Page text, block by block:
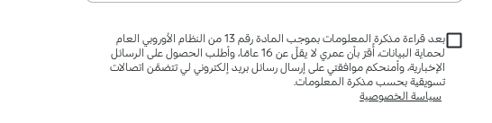
بعد قراءة مذكرة المعلومات بموجب المادة رقم 13 من النظام الأوروبي العام
لحماية البيانات، أُقرّ بأن عمري لا يقلّ عن 16 عامًا، وأطلب الحصول على الرسائل
الإخبارية، وأمنحكم موافقتي على إرسال رسائل بريد إلكتروني لي تتضمَّن اتصالات
تسويقية بحسب مذكرة المعلومات.
سياسة الخصوصية